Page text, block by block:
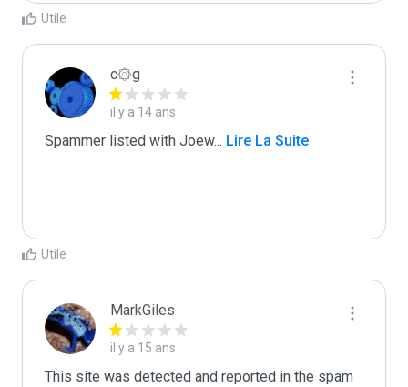
Utile
c۞g
il y a 14 ans
Spammer listed with Joew... Lire La Suite
Utile
MarkGiles
il y a 15 ans
This site was detected and reported in the spam